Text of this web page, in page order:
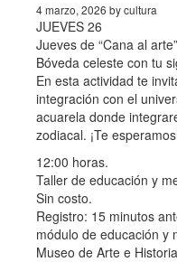
4 marzo, 2026 by cultura
JUEVES 26
Jueves de “Cana al arte”
Bóveda celeste con tu
En esta actividad te
integración con el
acuarela donde
zodiacal. ¡Te
12:00 horas.
Taller de educación y
Sin costo.
Registro: 15 minutos
módulo de educación y
Museo de Arte e